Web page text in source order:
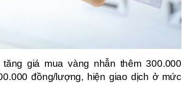
giá mua vàng nhẫn thêm 300.000
đồng/lượng, hiện giao dịch ở mức